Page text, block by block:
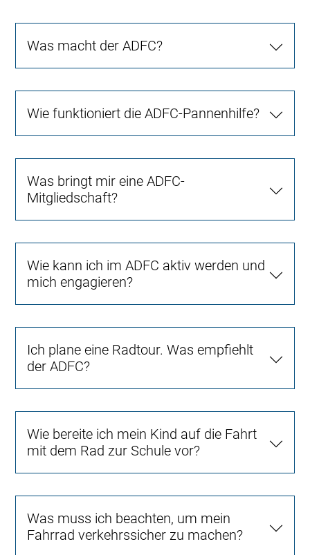
Was macht der ADFC?
Wie funktioniert die ADFC-Pannenhilfe?
Was bringt mir eine ADFC-
Mitgliedschaft?
Wie kann ich im ADFC aktiv werden und
mich engagieren?
Ich plane eine Radtour. Was empfiehlt
der ADFC?
Wie bereite ich mein Kind auf die Fahrt
mit dem Rad zur Schule vor?
Was muss ich beachten, um mein
Fahrrad verkehrssicher zu machen?